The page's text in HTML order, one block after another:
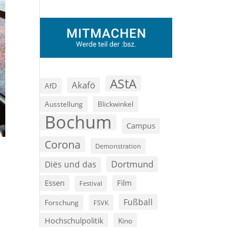
AfD Akafö AStA
Ausstellung Blickwinkel
Bochum Campus
Corona Demonstration
Diës und das Dortmund
Essen Festival Film
Forschung FSVK Fußball
Hochschulpolitik Kino